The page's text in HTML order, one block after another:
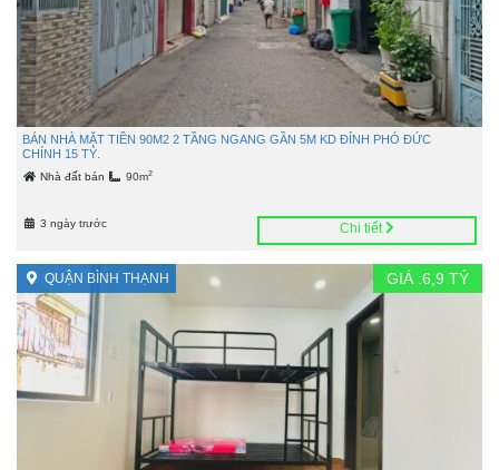
BÁN NHÀ MẶT TIỀN 90M2 2 TẦNG NGANG GẦN 5M KD ĐỈNH PHÓ ĐỨC
CHÍNH 15 TỶ.
Nhà đất bán 90m2
3 ngày trước Chi tiết
QUẬN BÌNH THẠNH GIÁ :6,9 TỶ